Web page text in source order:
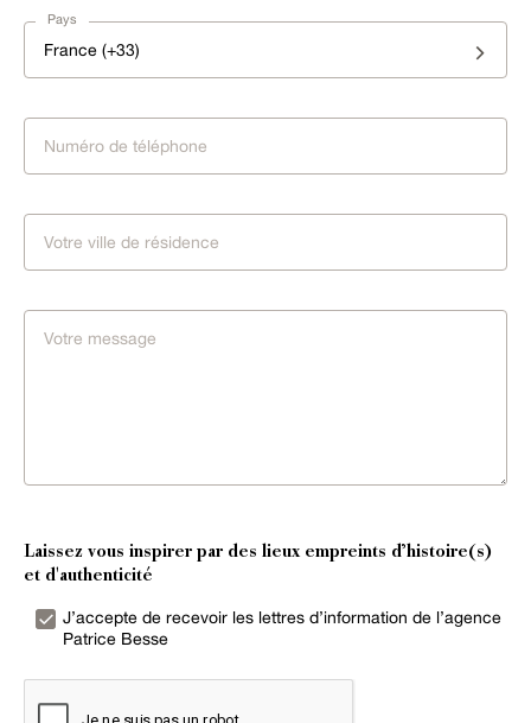
Pays
France (+33)
Laissez vous inspirer par des lieux empreints d’histoire(s)
et d'authenticité
J’accepte de recevoir les lettres d’information de l’agence
Patrice Besse